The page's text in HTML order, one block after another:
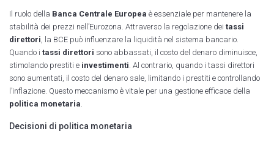
Il ruolo della Banca Centrale Europea è essenziale per mantenere la
stabilità dei prezzi nell’Eurozona. Attraverso la regolazione dei tassi
direttori , la BCE può influenzare la liquidità nel sistema bancario.
Quando i tassi direttori sono abbassati, il costo del denaro diminuisce,
stimolando prestiti e investimenti . Al contrario, quando i tassi direttori
sono aumentati, il costo del denaro sale, limitando i prestiti e controllando
l’inflazione. Questo meccanismo è vitale per una gestione efficace della
politica monetaria
Decisioni di politica monetaria